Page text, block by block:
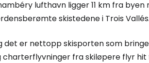
lufthavn ligger 11 km fra
skistedene i Trois Vallés.
det er nettopp skisporten som
charterflyvninger fra skiløpere flyr